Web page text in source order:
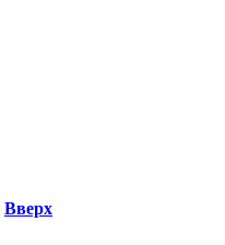
Вверх